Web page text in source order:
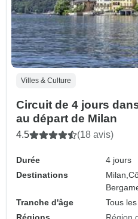
Villes & Culture
Circuit de 4 jours
au départ de Milan
4.5 (18 avis)
Durée
4 jours
Destinations
Milan,
Tranche d'âge
Tous